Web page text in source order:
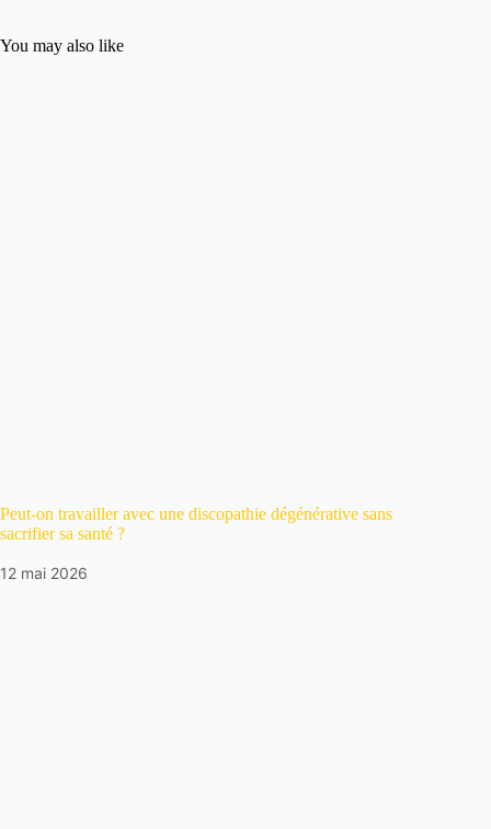
You may also like
Peut-on travailler avec une discopathie dégénérative sans
sacrifier sa santé ?
12 mai 2026